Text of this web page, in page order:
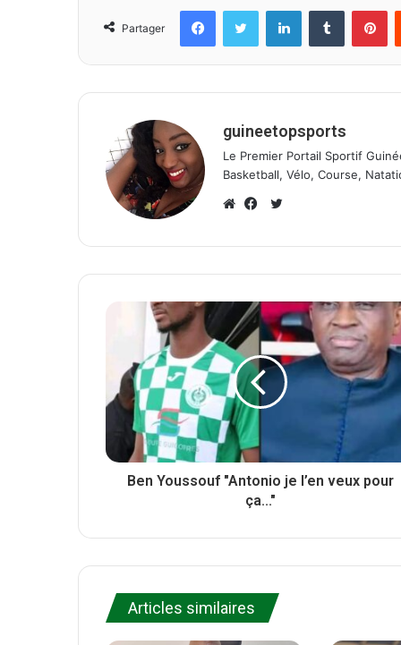
Partager
guineetopsports
Le Premier Portail Sportif
Basketball, Vélo, Course,
e
t
e
a
b
o
o
k
i
e
r
Ben Youssouf "Antonio je l’en veux pour
ça..."
Articles similaires